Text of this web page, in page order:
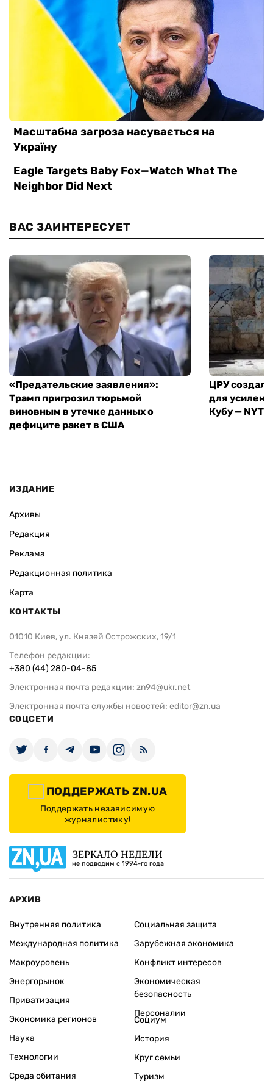
ВАС ЗАИНТЕРЕСУЕТ
«Предательские заявления»:
Трамп пригрозил тюрьмой
виновным в утечке данных о
дефиците ракет в США
ЦРУ
для
Кубу — NYT
ИЗДАНИЕ
Архивы
Редакция
Реклама
Редакционная политика
Карта
КОНТАКТЫ
01010 Киев, ул. Князей Острожских, 19/1
Телефон редакции:
+380 (44) 280-04-85
Электронная почта редакции: zn94@ukr.net
Электронная почта службы новостей: editor@zn.ua
СОЦСЕТИ
ПОДДЕРЖАТЬ ZN.UA
Поддержать независимую
журналистику!
ЗЕРКАЛО НЕДЕЛИ
не подводим с 1994-го года
АРХИВ
Внутренняя политика
Международная политика
Макроуровень
Энергорынок
Приватизация
Экономика регионов
Социальная защита
Зарубежная экономика
Конфликт интересов
Экономическая
безопасность
Персоналии
Наука
Технологии
Среда обитания
Социум
История
Круг семьи
Туризм